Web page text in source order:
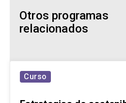
Otros programas
relacionados
Curso